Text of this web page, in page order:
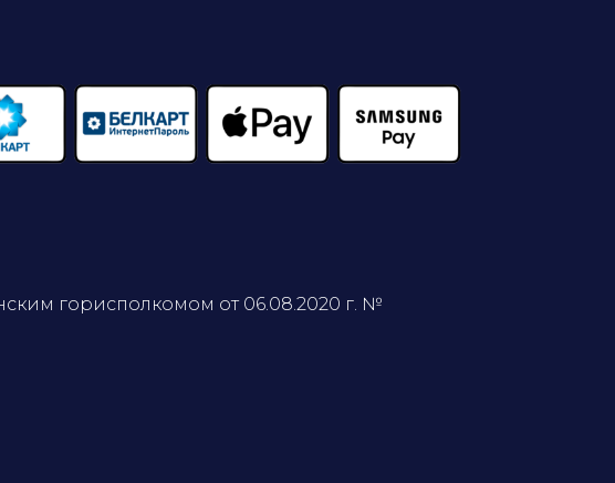
горисполкомом от 06.08.2020 г. №